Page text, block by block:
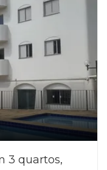
3 quartos,